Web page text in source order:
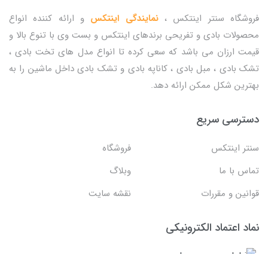
فروشگاه سنتر اینتکس ،نمایندگی اینتکس و ارائه کننده انواع
محصولات بادی و تفریحی برندهای اینتکس و بست وی با تنوع بالا و
قیمت ارزان می باشد که سعی کرده تا انواع مدل های تخت بادی ،
تشک بادی ، مبل بادی ، کاناپه بادی و تشک بادی داخل ماشین را به
بهترین شکل ممکن ارائه دهد.
دسترسی سریع
سنتر اینتکس
فروشگاه
تماس با ما
وبلاگ
قوانین و مقررات
نقشه سایت
نماد اعتماد الکترونیکی